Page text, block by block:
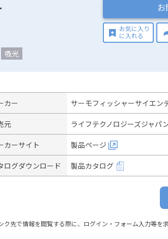
吸光
お
お気に入り
に入れる
カー サーモフィッシャーサイエン
元 ライフテクノロジーズジャパ
カーサイト 製品ページ
ログダウンロード 製品カタログ
ク先で情報を閲覧する際に、ログイン・フォーム入力等を